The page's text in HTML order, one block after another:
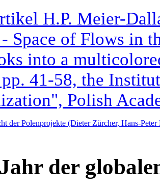
H.P. Meier-
Space of Flows in
into a
41-58, the
Polish
der Polenprojekte (Dieter Zürcher, Hans-
der